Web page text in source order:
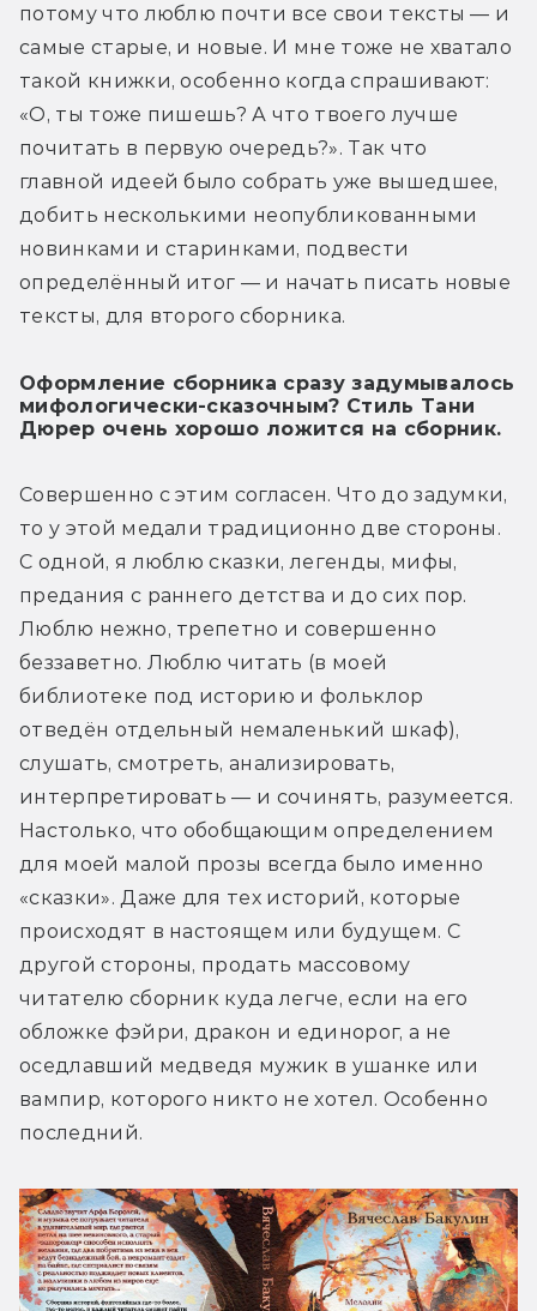
потому что люблю почти все свои тексты — и
самые старые, и новые. И мне тоже не хватало
такой книжки, особенно когда спрашивают:
«О, ты тоже пишешь? А что твоего лучше
почитать в первую очередь?». Так что
главной идеей было собрать уже вышедшее,
добить несколькими неопубликованными
новинками и старинками, подвести
определённый итог — и начать писать новые
тексты, для второго сборника.
Оформление сборника сразу задумывалось
мифологически-сказочным? Стиль Тани
Дюрер очень хорошо ложится на сборник.
Совершенно с этим согласен. Что до задумки,
то у этой медали традиционно две стороны.
С одной, я люблю сказки, легенды, мифы,
предания с раннего детства и до сих пор.
Люблю нежно, трепетно и совершенно
беззаветно. Люблю читать (в моей
библиотеке под историю и фольклор
отведён отдельный немаленький шкаф),
слушать, смотреть, анализировать,
интерпретировать — и сочинять, разумеется.
Настолько, что обобщающим определением
для моей малой прозы всегда было именно
«сказки». Даже для тех историй, которые
происходят в настоящем или будущем. С
другой стороны, продать массовому
читателю сборник куда легче, если на его
обложке фэйри, дракон и единорог, а не
оседлавший медведя мужик в ушанке или
вампир, которого никто не хотел. Особенно
последний.